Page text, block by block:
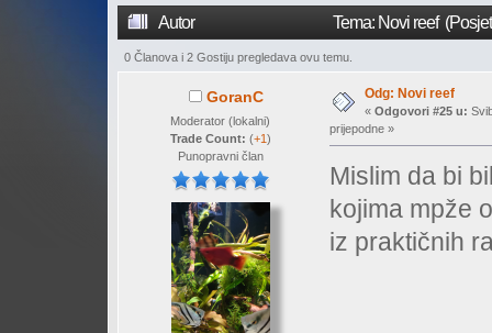
Autor Tema: Novi reef
0 Članova i 2 Gostiju pregledava ovu temu.
GoranC
Moderator (lokalni)
Trade Count: (+1)
Punopravni član
Odg: Novi reef
« Odgovori #25 u:
prijepodne »
Mislim da bi
kojima mpže
iz praktičnih